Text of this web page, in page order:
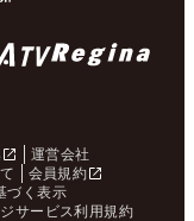
運営会社
会員規約
づく表示
サービス利用規約